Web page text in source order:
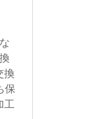
換
保
工